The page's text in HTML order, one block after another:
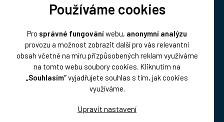
Používáme cookies
Pro správné fungováníwebu, anonymní analýzu
provozu a možnost zobrazit další pro vás relevantní
obsah včetně na míru přizpůsobených reklam využíváme
na tomto webu soubory cookies. Kliknutím na
„Souhlasím“vyjadřujete souhlas s tím, jak cookies
využíváme.
Platba: